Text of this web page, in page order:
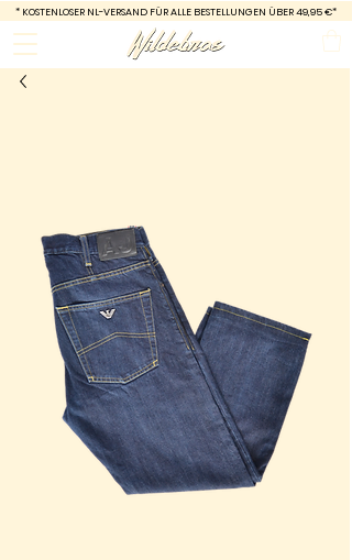
* KOSTENLOSER NL-VERSAND FÜR ALLE BESTELLUNGEN ÜBER 49,95 €*